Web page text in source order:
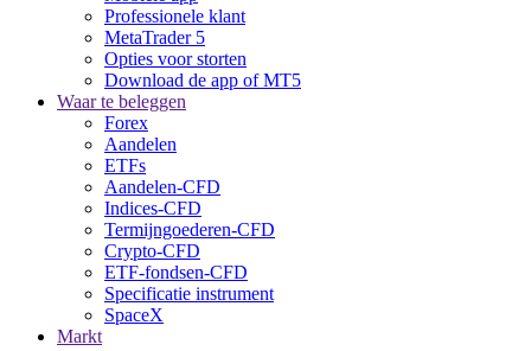
Professionele klant
MetaTrader 5
Opties voor storten
Download de app of MT5
Waar te beleggen
Forex
Aandelen
ETFs
Aandelen-CFD
Indices-CFD
Termijngoederen-CFD
Crypto-CFD
ETF-fondsen-CFD
Specificatie instrument
SpaceX
Markt